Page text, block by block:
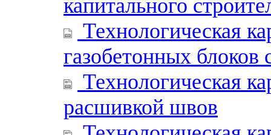
капитального
Технологическая
газобетонных
Технологическая
расшивкой швов